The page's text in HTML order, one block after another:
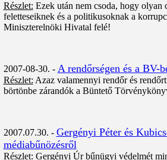
Részlet: Ezek után nem csoda, hogy
feletteseiknek és a politikusoknak a
Miniszterelnöki Hivatal felé!
2007-08-30. - A rendőrségen és a BV-
Részlet: Azaz valamennyi rendőr és
börtönbe zárandók a Büntető
2007.07.30. - Gergényi Péter és
médiabűnözésről
Részlet: Gergényi Úr bűnügyi védelmét